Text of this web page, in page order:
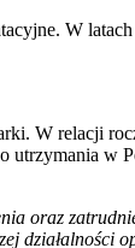
W
W relacji
utrzymania w
oraz
działalności